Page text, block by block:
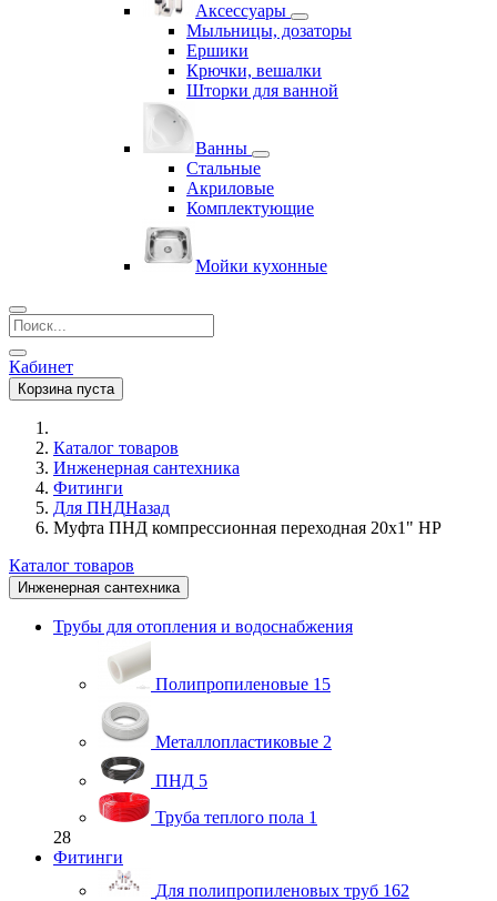
Аксессуары
Мыльницы, дозаторы
Ершики
Крючки, вешалки
Шторки для ванной
Ванны
Стальные
Акриловые
Комплектующие
Мойки кухонные
Кабинет
Корзина пуста
Каталог товаров
Инженерная сантехника
Фитинги
Для ПНДНазад
Муфта ПНД компрессионная переходная 20х1" НP
Каталог товаров
Инженерная сантехника
Трубы для отопления и водоснабжения
Полипропиленовые 15
Металлопластиковые 2
ПНД 5
Труба теплого пола 1
28
Фитинги
Для полипропиленовых труб 162